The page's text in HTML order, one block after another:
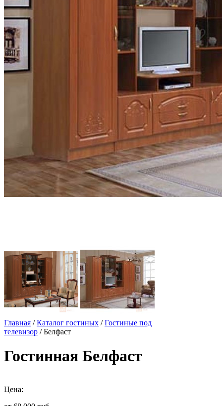
Главная /Каталог гостиных /Гостиные под
телевизор / Белфаст
Гостинная Белфаст
Цена: